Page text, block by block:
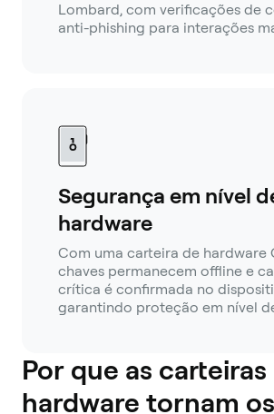
Lombard, com verificações de
anti-phishing para interações
Segurança em nível
hardware
Com uma carteira de hardware
chaves permanecem offline e
crítica é confirmada no
garantindo proteção em nível
Por que as carteiras
hardware tornam